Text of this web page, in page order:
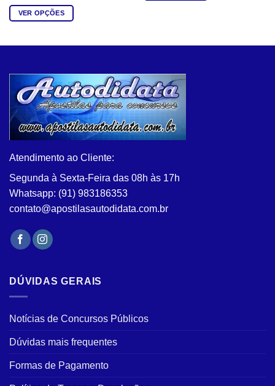
VER OPÇÕES
variantes.
As
opções
podem
ser
na
do
produto
várias
opções
podem
ser
escolhidas
na
produto
Atendimento ao Cliente:
Segunda à Sexta-Feira das 08h às 17h
Whatsapp: (91) 983186353
contato@apostilasautodidata.com.br
DÚVIDAS GERAIS
Notícias de Concursos Públicos
Dúvidas mais frequentes
Formas de Pagamento